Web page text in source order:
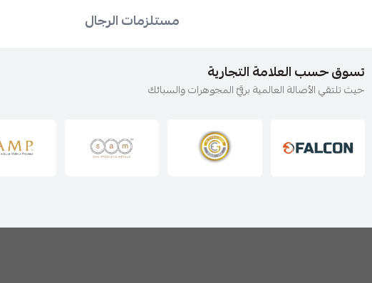
مستلزمات الرجال
تسوق حسب العلامة التجارية
حيث تلتقي الأصالة العالمية برقيّ المجوهرات والسبائك